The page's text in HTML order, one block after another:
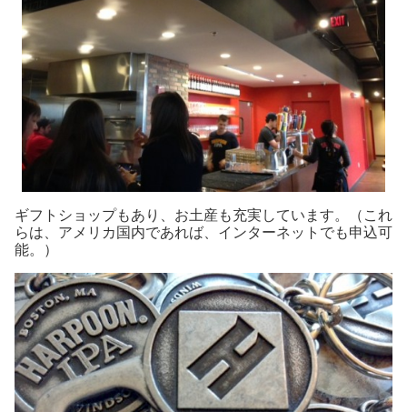
ギフトショップもあり、お土産も充実しています。（これ
らは、アメリカ国内であれば、インターネットでも申込可
能。）